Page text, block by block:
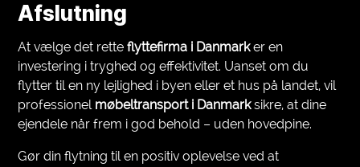
Afslutning
At vælge det retteflyttefirma i Danmarker en
investering i tryghed og effektivitet. Uanset om du
flytter til en ny lejlighed i byen eller et hus på landet, vil
professionel møbeltransport i Danmarksikre, at dine
ejendele når frem i god behold – uden hovedpine.
Gør din flytning til en positiv oplevelse ved at